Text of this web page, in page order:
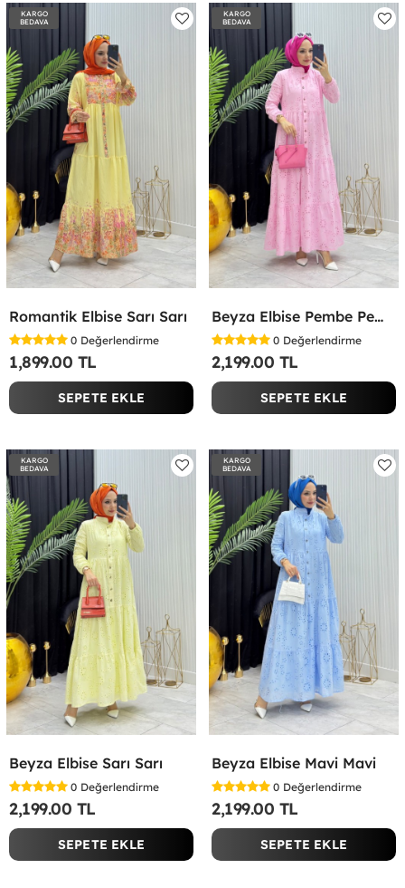
KARGO
BEDAVA
Romantik Elbise Sarı Sarı
0 Değerlendirme
1,899.00 TL
SEPETE EKLE
KARGO
BEDAVA
Beyza Elbise Pembe Pembe
0 Değerlendirme
2,199.00 TL
SEPETE EKLE
KARGO
BEDAVA
Beyza Elbise Sarı Sarı
0 Değerlendirme
2,199.00 TL
SEPETE EKLE
KARGO
BEDAVA
Beyza Elbise Mavi Mavi
0 Değerlendirme
2,199.00 TL
SEPETE EKLE